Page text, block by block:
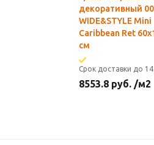
декоративный
WIDE&STYLE Mini
Caribbean Ret
см
Срок доставки до
8553.8 руб. /м2